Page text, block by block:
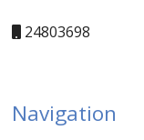
24803698
Navigation